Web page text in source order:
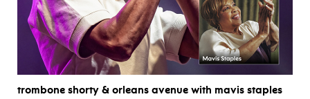
trombone shorty & orleans avenue with mavis staples